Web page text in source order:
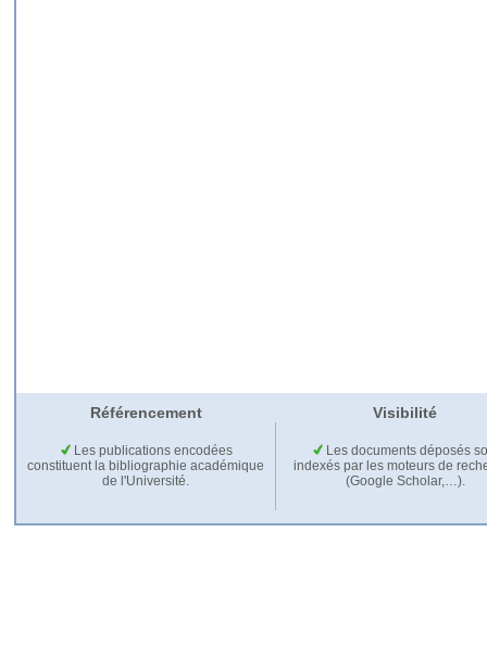
Référencement Visibilité
Les publications encodées
constituent la bibliographie académique
de l'Université.
Les documents déposés
indexés par les moteurs de
(Google Scholar,…).